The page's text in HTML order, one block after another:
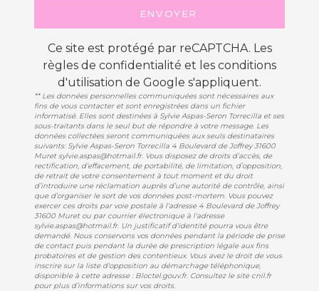
ENVOYER
Ce site est protégé par reCAPTCHA. Les
règles de confidentialité et les conditions
d'utilisation de Google s'appliquent.
** Les données personnelles communiquées sont nécessaires aux
fins de vous contacter et sont enregistrées dans un fichier
informatisé. Elles sont destinées à Sylvie Aspas-Seron Torrecilla et ses
sous-traitants dans le seul but de répondre à votre message. Les
données collectées seront communiquées aux seuls destinataires
suivants: Sylvie Aspas-Seron Torrecilla 4 Boulevard de Joffrey 31600
Muret sylvie.aspas@hotmail.fr. Vous disposez de droits d’accès, de
rectification, d’effacement, de portabilité, de limitation, d’opposition,
de retrait de votre consentement à tout moment et du droit
d’introduire une réclamation auprès d’une autorité de contrôle, ainsi
que d’organiser le sort de vos données post-mortem. Vous pouvez
exercer ces droits par voie postale à l'adresse 4 Boulevard de Joffrey
31600 Muret ou par courrier électronique à l'adresse
sylvie.aspas@hotmail.fr. Un justificatif d'identité pourra vous être
demandé. Nous conservons vos données pendant la période de prise
de contact puis pendant la durée de prescription légale aux fins
probatoires et de gestion des contentieux. Vous avez le droit de vous
inscrire sur la liste d'opposition au démarchage téléphonique,
disponible à cette adresse : Bloctel.gouv.fr. Consultez le site cnil.fr
pour plus d’informations sur vos droits.